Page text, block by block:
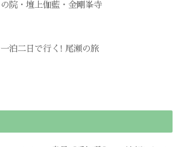
の院・壇上伽藍・金剛峯寺
一泊二日で行く! 尾瀬の旅